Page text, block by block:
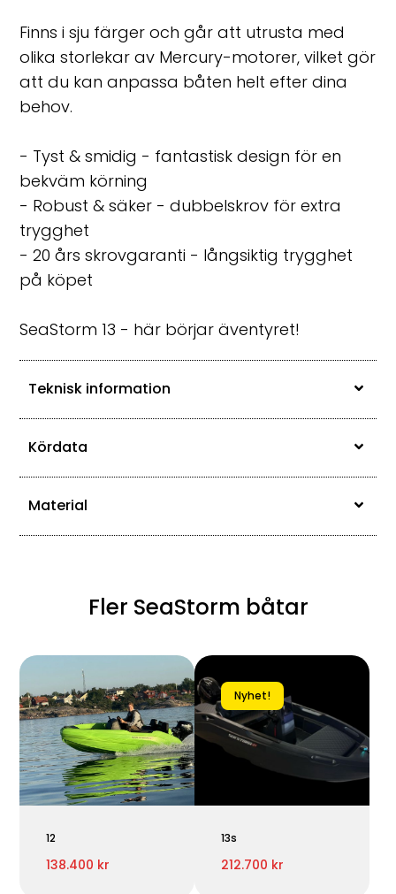
Finns i sju färger och går att utrusta med
olika storlekar av Mercury-motorer, vilket gör
att du kan anpassa båten helt efter dina
behov.
- Tyst & smidig - fantastisk design för en
bekväm körning
- Robust & säker - dubbelskrov för extra
trygghet
- 20 års skrovgaranti - långsiktig trygghet
på köpet
SeaStorm 13 - här börjar äventyret!
Teknisk information
Kördata
Material
Fler SeaStorm båtar
12
138.400 kr
Nyhet!
13s
212.700 kr